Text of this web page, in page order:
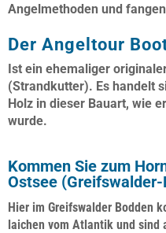
Angelmethoden und
Der Angeltour
Ist ein ehemaliger
(Strandkutter). Es handelt
Holz in dieser Bauart, wie
wurde.
Kommen Sie zum
Ostsee (Greifswalder-
Hier im Greifswalder Bodden
laichen vom Atlantik und sind